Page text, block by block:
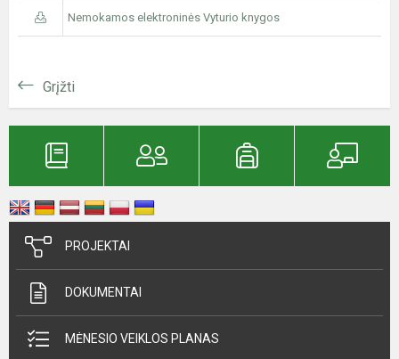
Nemokamos elektroninės Vyturio knygos
Grįžti
PROJEKTAI
DOKUMENTAI
MĖNESIO VEIKLOS PLANAS